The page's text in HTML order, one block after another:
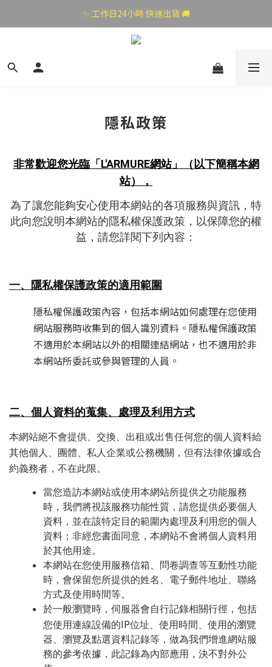
✨ 工作日24小時 快速出貨 🚚
隱私政策
非常歡迎您光臨「L'ARMURE網站」（以下簡稱本網
站），
為了讓您能夠安心使用本網站的各項服務與資訊，特
此向您說明本網站的隱私權保護政策，以保障您的權
益，請您詳閱下列內容：
一、隱私權保護政策的適用範圍
隱私權保護政策內容，包括本網站如何處理在您使用
網站服務時收集到的個人識別資料。隱私權保護政策
不適用於本網站以外的相關連結網站，也不適用於非
本網站所委託或參與管理的人員。
二、個人資料的蒐集、處理及利用方式
本網站絕不會提供、交換、出租或出售任何您的個人資料給
其他個人、團體、私人企業或公務機關，但有法律依據或合
約義務者，不在此限。
當您造訪本網站或使用本網站所提供之功能服務
時，我們將視該服務功能性質，請您提供必要個人
資料，並在該特定目的範圍內處理及利用您的個人
資料；非經您書面同意，本網站不會將個人資料用
於其他用途。
本網站在您使用服務信箱、問卷調查等互動性功能
時，會保留您所提供的姓名、電子郵件地址、聯絡
方式及使用時間等。
於一般瀏覽時，伺服器會自行記錄相關行徑，包括
您使用連線設備的IP位址、使用時間、使用的瀏覽
器、瀏覽及點選資料記錄等，做為我們增進網站服
務的參考依據，此記錄為內部應用，決不對外公